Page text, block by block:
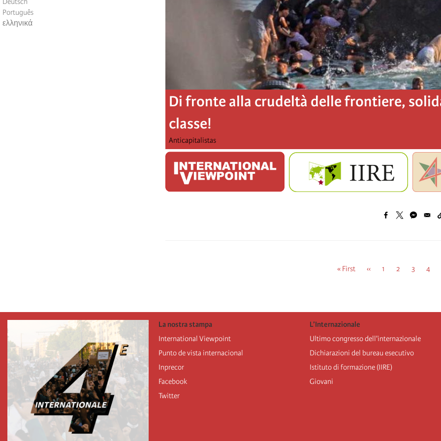
Português
ελληνικά
Di fronte alla crudeltà delle frontiere,
classe!
Anticapitalistas
First
« First
Previous
‹‹ Pagina
1 Pagina
2 Pagina
3 4
La nostra stampa
International Viewpoint
Punto de vista internacional
Inprecor
Facebook
Twitter
L’Internazionale
Ultimo congresso dell'internazionale
Dichiarazioni del bureau esecutivo
Istituto di formazione (IIRE)
Giovani